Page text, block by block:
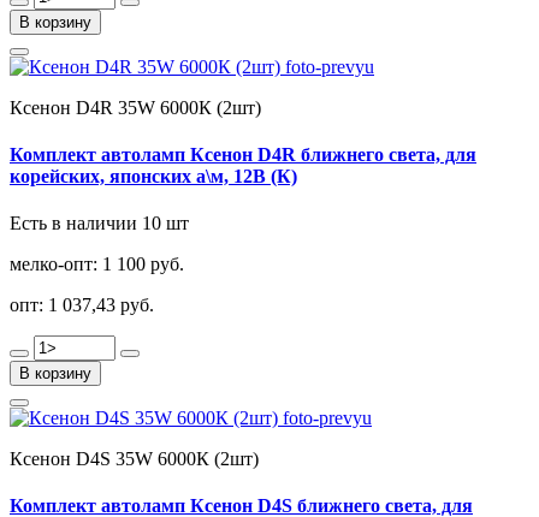
В корзину
Ксенон D4R 35W 6000К (2шт)
Комплект автоламп Ксенон D4R ближнего света, для
корейских, японских а\м, 12В (К)
Есть в наличии 10 шт
мелко-опт: 1 100 руб.
опт: 1 037,43 руб.
В корзину
Ксенон D4S 35W 6000К (2шт)
Комплект автоламп Ксенон D4S ближнего света, для